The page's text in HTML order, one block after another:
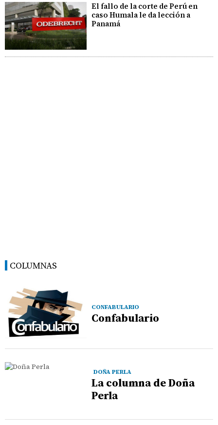
El fallo de la corte de Perú en
caso Humala le da lección a
Panamá
COLUMNAS
CONFABULARIO
Confabulario
DOÑA PERLA
La columna de Doña
Perla